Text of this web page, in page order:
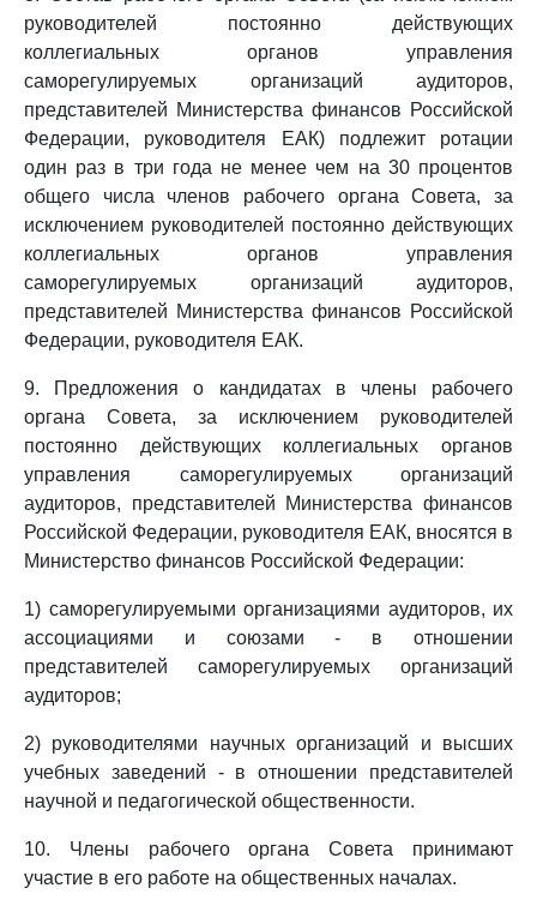
руководителей постоянно действующих
коллегиальных органов управления
саморегулируемых организаций аудиторов,
представителей Министерства финансов Российской
Федерации, руководителя ЕАК) подлежит ротации
один раз в три года не менее чем на 30 процентов
общего числа членов рабочего органа Совета, за
исключением руководителей постоянно действующих
коллегиальных органов управления
саморегулируемых организаций аудиторов,
представителей Министерства финансов Российской
Федерации, руководителя ЕАК.
9. Предложения о кандидатах в члены рабочего
органа Совета, за исключением руководителей
постоянно действующих коллегиальных органов
управления саморегулируемых организаций
аудиторов, представителей Министерства финансов
Российской Федерации, руководителя ЕАК, вносятся в
Министерство финансов Российской Федерации:
1) саморегулируемыми организациями аудиторов, их
ассоциациями и союзами - в отношении
представителей саморегулируемых организаций
аудиторов;
2) руководителями научных организаций и высших
учебных заведений - в отношении представителей
научной и педагогической общественности.
10. Члены рабочего органа Совета принимают
участие в его работе на общественных началах.